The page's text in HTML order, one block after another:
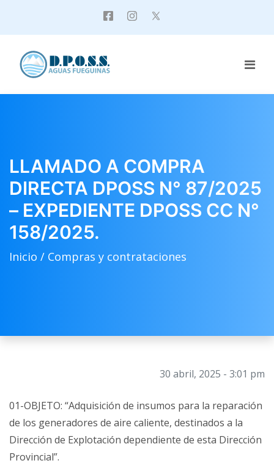
LLAMADO A COMPRA
DIRECTA DPOSS N° 87/2025
– EXPEDIENTE DPOSS CC N°
158/2025.
Inicio / Compras y contrataciones
30 abril, 2025 - 3:01 pm
01-OBJETO: “Adquisición de insumos para la reparación
de los generadores de aire caliente, destinados a la
Dirección de Explotación dependiente de esta Dirección
Provincial”.